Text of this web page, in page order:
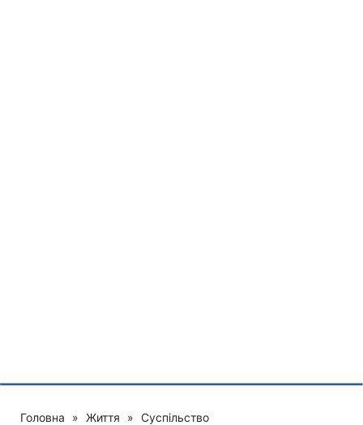
Головна » Життя » Суспільство